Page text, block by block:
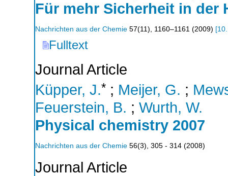
Für mehr Sicherheit in der
Nachrichten aus der Chemie 57(11), 1160–1161 (2009) [
Fulltext
Journal Article
Küpper, J.* ; Meijer, G. ;
Feuerstein, B. ; Wurth, W.
Physical chemistry 2007
Nachrichten aus der Chemie 56(3), 305 - 314 (2008)
Journal Article